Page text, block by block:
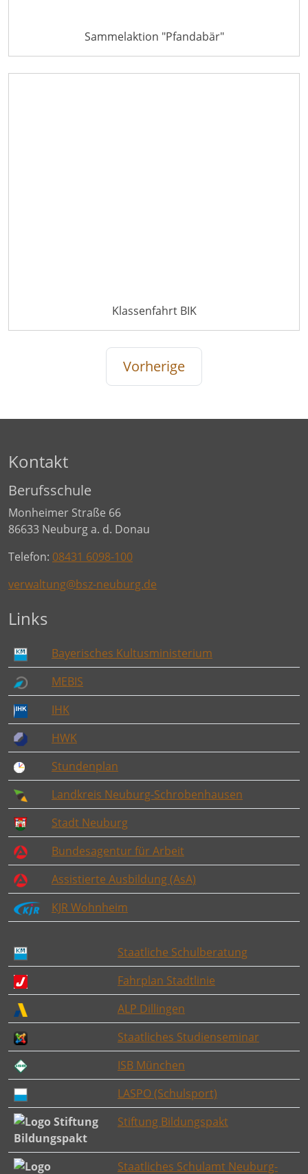
Sammelaktion "Pfandabär"
Klassenfahrt BIK
Vorherige
Kontakt
Berufsschule
Monheimer Straße 66
86633 Neuburg a. d. Donau
Telefon: 08431 6098-100
verwaltung@bsz-neuburg.de
Links
Bayerisches Kultusministerium
MEBIS
IHK
HWK
Stundenplan
Landkreis Neuburg-Schrobenhausen
Stadt Neuburg
Bundesagentur für Arbeit
Assistierte Ausbildung (AsA)
KJR Wohnheim
Staatliche Schulberatung
Fahrplan Stadtlinie
ALP Dillingen
Staatliches Studienseminar
ISB München
LASPO (Schulsport)
Stiftung Bildungspakt
Staatliches Schulamt Neuburg-